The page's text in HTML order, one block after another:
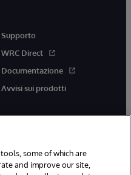
Supporto
WRC Direct
Documentazione
Avvisi sui prodotti
linkedin
some of which are
and improve our site,